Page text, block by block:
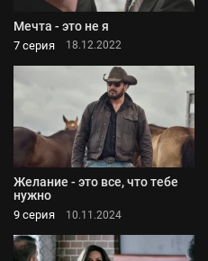
Мечта - это не я
7 серия 18.12.2022
Желание - это все, что тебе
нужно
9 серия 10.11.2024